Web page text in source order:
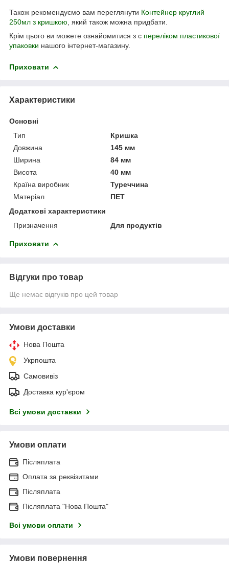
Також рекомендуємо вам переглянути Контейнер круглий
250мл з кришкою , який також можна придбати.
Крім цього ви можете ознайомитися з с переліком пластикової
упаковки нашого інтернет-магазину.
Приховати
Характеристики
Основні
Тип
Кришка
Довжина
145 мм
Ширина
84 мм
Висота
40 мм
Країна виробник
Туреччина
Матеріал
ПЕТ
Додаткові характеристики
Призначення
Для продуктів
Приховати
Відгуки про товар
Ще немає відгуків про цей товар
Умови доставки
Нова Пошта
Укрпошта
Самовивіз
Доставка кур'єром
Всі умови доставки
Умови оплати
Післяплата
Оплата за реквізитами
Післяплата
Післяплата "Нова Пошта"
Всі умови оплати
Умови повернення